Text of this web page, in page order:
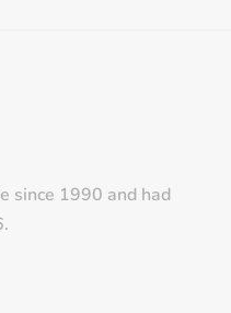
since 1990 and had